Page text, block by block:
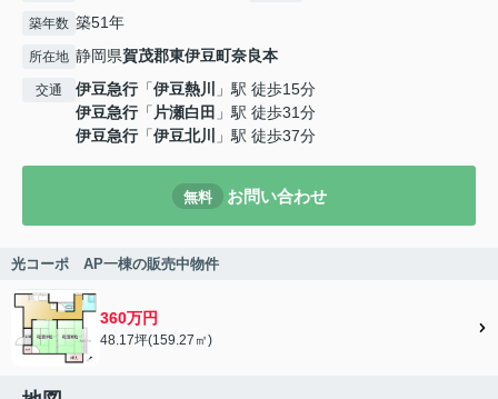
築年数 築51年
所在地 静岡県賀茂郡東伊豆町奈良本
交通 伊豆急行「伊豆熱川
」駅 徒歩15分
伊豆急行「片瀬白田 」駅 徒歩31分
伊豆急行「伊豆北川 」駅 徒歩37分
無料 お問い合わせ
光コーポ AP一棟の販売中物件
360万円
48.17坪(159.27㎡)